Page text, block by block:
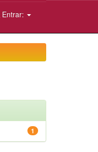
Entrar:
1